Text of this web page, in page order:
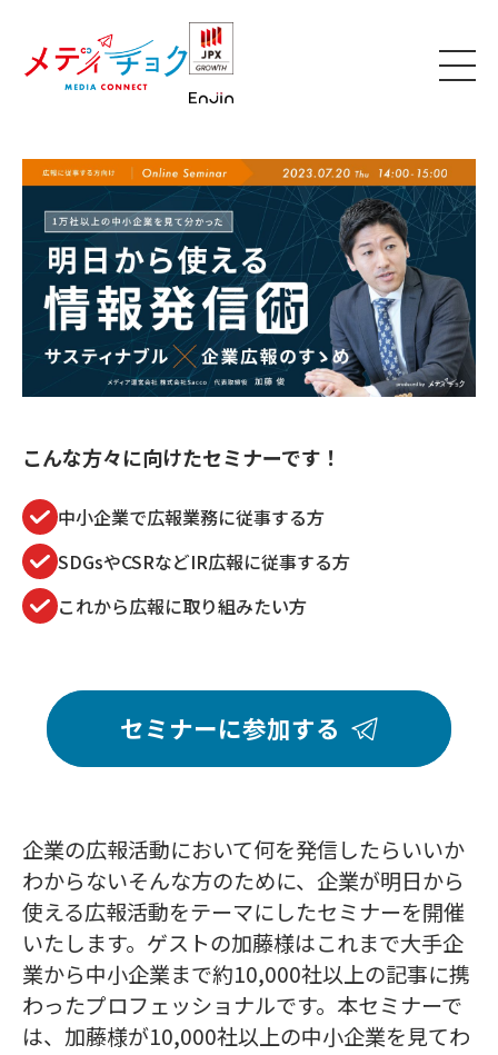
こんな方々に向けたセミナーです！
中小企業で広報業務に従事する方
SDGsやCSRなどIR広報に従事する方
これから広報に取り組みたい方
セミナーに参加する
企業の広報活動において何を発信したらいいか
わからないそんな方のために、企業が明日から
使える広報活動をテーマにしたセミナーを開催
いたします。ゲストの加藤様はこれまで大手企
業から中小企業まで約10,000社以上の記事に携
わったプロフェッショナルです。本セミナーで
は、加藤様が10,000社以上の中小企業を見てわ